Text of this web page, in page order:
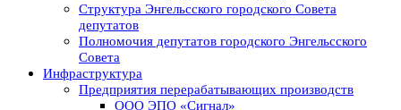
Структура Энгельсского городского Совета
депутатов
Полномочия депутатов городского Энгельсского
Совета
Инфраструктура
Предприятия перерабатывающих производств
ООО ЭПО «Сигнал»